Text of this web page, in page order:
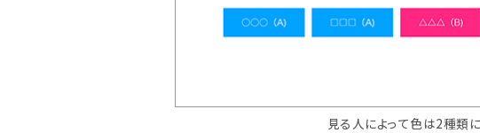
見る人によって色は2種類